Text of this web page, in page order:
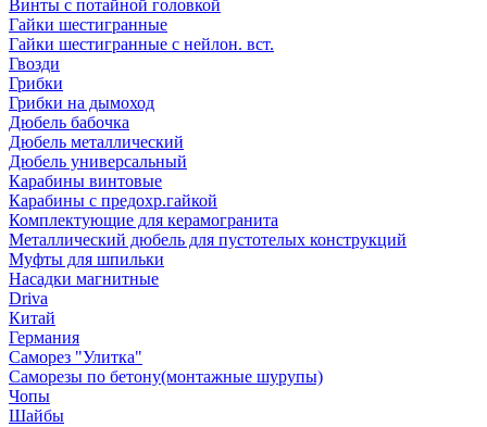
Винты с потайной головкой
Гайки шестигранные
Гайки шестигранные с нейлон. вст.
Гвозди
Грибки
Грибки на дымоход
Дюбель бабочка
Дюбель металлический
Дюбель универсальный
Карабины винтовые
Карабины с предохр.гайкой
Комплектующие для керамогранита
Металлический дюбель для пустотелых конструкций
Муфты для шпильки
Насадки магнитные
Driva
Китай
Германия
Саморез "Улитка"
Саморезы по бетону(монтажные шурупы)
Чопы
Шайбы